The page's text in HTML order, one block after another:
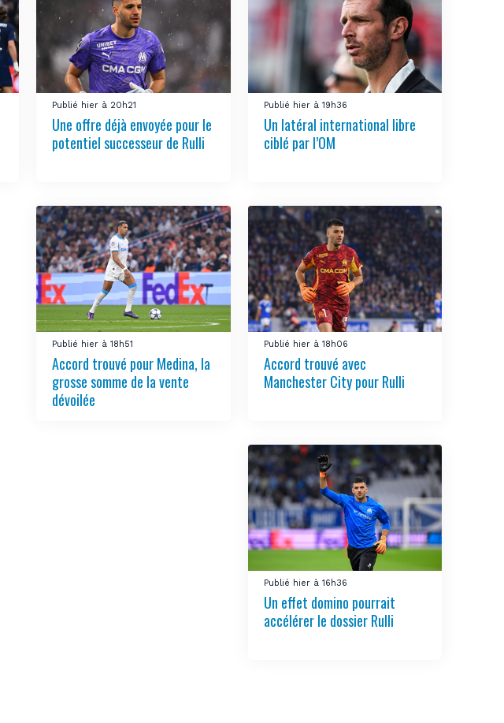
Publié hier à 20h21
Une offre déjà envoyée pour le
potentiel successeur de Rulli
Publié hier à 19h36
Un latéral international libre
ciblé par l’OM
Publié hier à 18h51
Accord trouvé pour Medina, la
grosse somme de la vente
dévoilée
Publié hier à 18h06
Accord trouvé avec
Manchester City pour Rulli
Publié hier à 16h36
Un effet domino pourrait
accélérer le dossier Rulli